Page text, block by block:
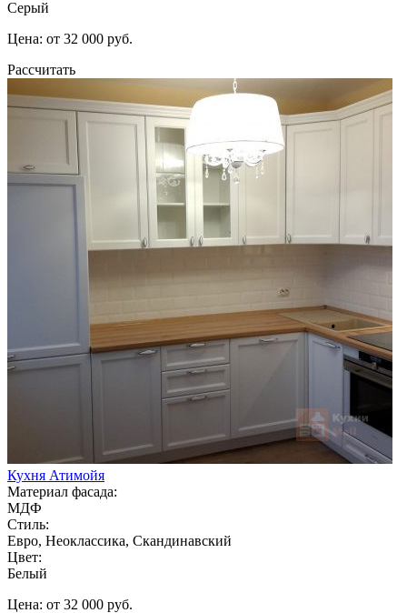
Серый
Цена: от 32 000 руб.
Рассчитать
Кухня Атимойя
Материал фасада:
МДФ
Стиль:
Евро, Неоклассика, Скандинавский
Цвет:
Белый
Цена: от 32 000 руб.